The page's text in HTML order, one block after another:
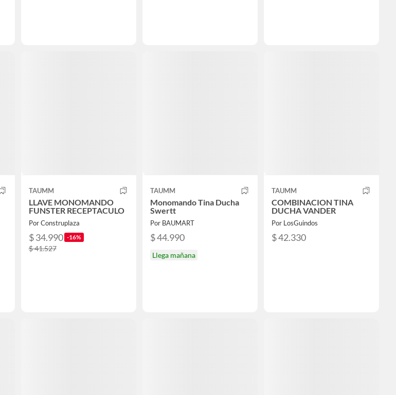
TAUMM
LLAVE MONOMANDO
FUNSTER RECEPTACULO
Por Construplaza
$ 34.990 -16%
$ 41.527
TAUMM
Monomando Tina Ducha
Swertt
Por BAUMART
$ 44.990
Llega mañana
TAUMM
COMBINACION TINA
DUCHA VANDER
Por LosGuindos
$ 42.330